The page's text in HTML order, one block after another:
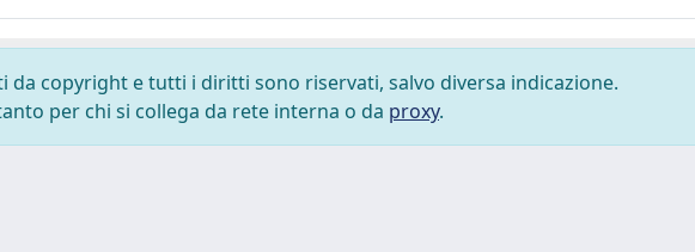
da copyright e tutti i diritti sono riservati, salvo diversa indicazione.
per chi si collega da rete interna o da proxy.